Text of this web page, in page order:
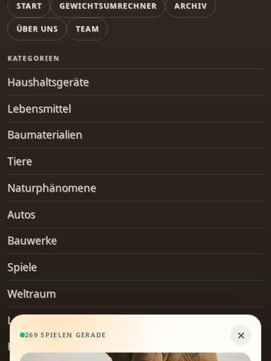
START GEWICHTSUMRECHNER ARCHIV
ÜBER UNS TEAM
KATEGORIEN
Haushaltsgeräte
Lebensmittel
Baumaterialien
Tiere
Naturphänomene
Autos
Bauwerke
Spiele
Weltraum
Landformen
Hobby